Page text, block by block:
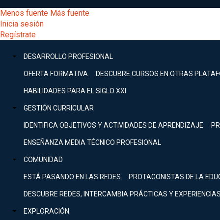
al
contenido
principal
[Educarchile
Escritorio]
Menú
entrar
mi
Menos fuente Más fuente
Inicia sesión
Regístrate
Menú
principal
DESARROLLO PROFESIONAL
OFERTA FORMATIVA DESCUBRE CURSOS EN OTRAS
HABILIDADES PARA EL SIGLO XXI
GESTIÓN CURRICULAR
IDENTIFICA OBJETIVOS Y ACTIVIDADES DE APRENDIZAJE
ENSEÑANZA MEDIA TÉCNICO PROFESIONAL
COMUNIDAD
ESTÁ PASANDO EN LAS REDES PROTAGONISTAS DE LA
DESCUBRE REDES, INTERCAMBIA PRÁCTICAS Y EXPERIENCIAS
EXPLORACIÓN
Buscar
Menú
principal
DESARROLLO
Expand
GESTIÓN
Expand
COMUNIDAD
Expand
EXPLORACIÓN
[Educarchile
Inicia